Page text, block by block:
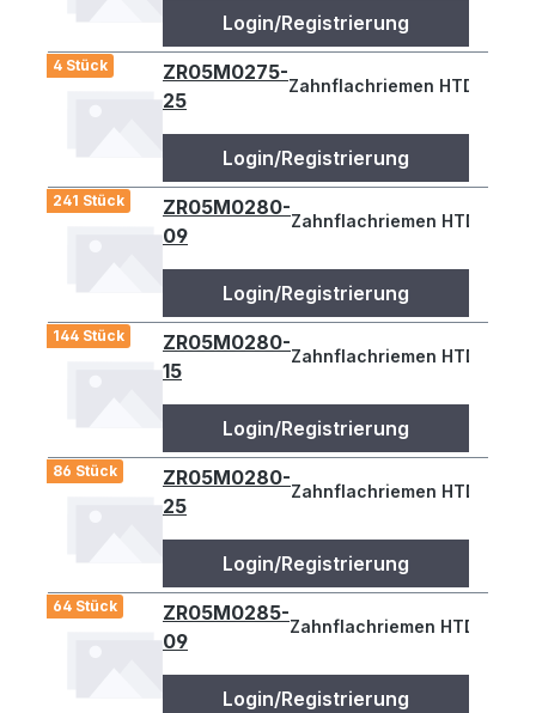
Login/Registrierung
4 Stück
ZR05M0275-
25
Zahnflachriemen HTD 275-
Login/Registrierung
241 Stück
ZR05M0280-
09
Zahnflachriemen HTD 280-
Login/Registrierung
144 Stück
ZR05M0280-
15
Zahnflachriemen HTD 280-
Login/Registrierung
86 Stück
ZR05M0280-
25
Zahnflachriemen HTD 280-
Login/Registrierung
64 Stück
ZR05M0285-
09
Zahnflachriemen HTD 285-
Login/Registrierung